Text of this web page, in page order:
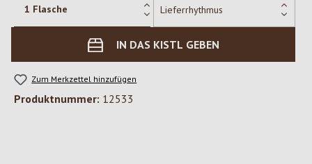
IN DAS KISTL GEBEN
Zum Merkzettel hinzufügen
Produktnummer: 12533